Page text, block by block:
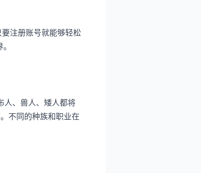
注册账号就能够轻松
、兽人、矮人都将
不同的种族和职业在